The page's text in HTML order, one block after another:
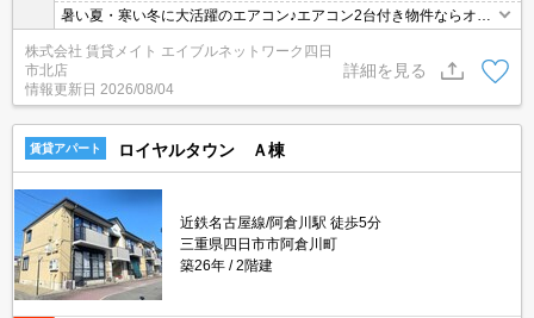
暑い夏・寒い冬に大活躍のエアコン♪エアコン2台付き物件ならオー
ルシーズン快適に過ごせます◎
株式会社 賃貸メイト エイブルネットワーク四日
市北店
情報更新日 2026/08/04
詳細を見る
賃貸アパート ロイヤルタウン Ａ棟
近鉄名古屋線/阿倉川駅 徒歩5分
三重県四日市市阿倉川町
築26年
2階建